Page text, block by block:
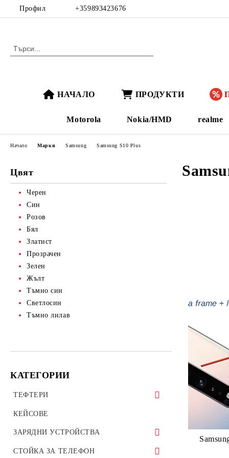
Профил +359893423676
НАЧАЛО ПРОДУКТИ
Motorola Nokia/HMD realme
Цвят
Черен
Син
Розов
Бял
Златист
Прозрачен
Зелен
Жълт
Тъмно син
Светлосин
Тъмно лилав
КАТЕГОРИИ
ТЕФТЕРИ
ТЕФТЕРИ ЗА ТАБЛЕТИ
УНИВЕРСАЛНИ КАЛЪФИ
КЕЙСОВЕ
ЗАРЯДНИ УСТРОЙСТВА
ЗАРЯДНИ ЗА ТЕЛЕФОН
СТОЙКА ЗА ТЕЛЕФОН
Начало Марки Samsung Samsung S10 Plus